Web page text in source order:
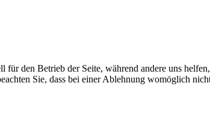
den Betrieb der Seite, während andere uns
Sie, dass bei einer Ablehnung womöglich